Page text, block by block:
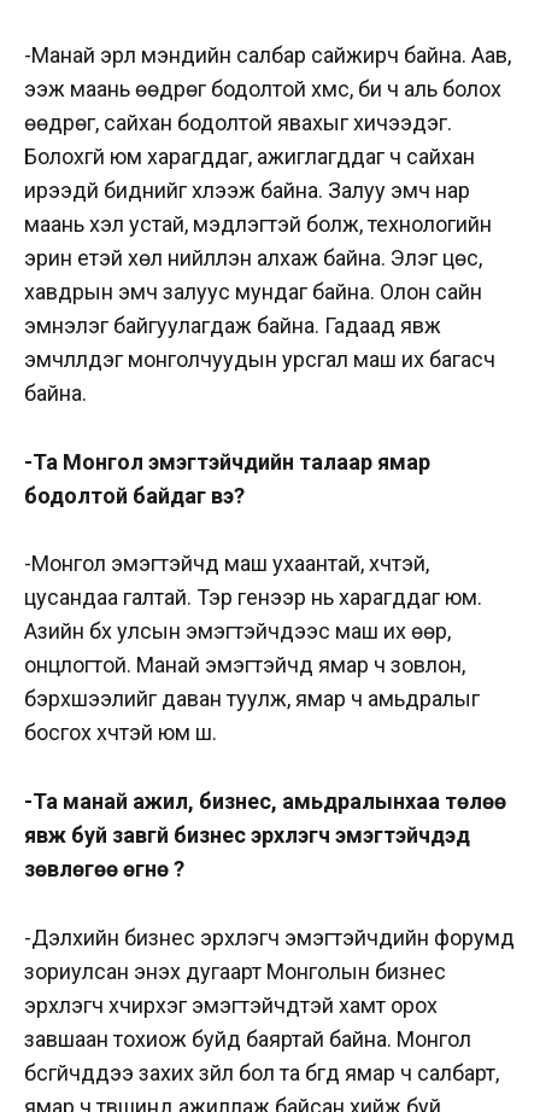
-Манай эрүүл мэндийн салбар сайжирч байна. Аав,
ээж маань өөдрөг бодолтой хүмүүс, би ч аль болох
өөдрөг, сайхан бодолтой явахыг хичээдэг.
Болохгүй юм харагддаг, ажиглагддаг ч сайхан
ирээдүй биднийг хүлээж байна. Залуу эмч нар
маань хэл устай, мэдлэгтэй болж, технологийн
эрин үетэй хөл нийлүүлэн алхаж байна. Элэг цөс,
хавдрын эмч залуус мундаг байна. Олон сайн
эмнэлэг байгуулагдаж байна. Гадаад явж
эмчлүүлдэг монголчуудын урсгал маш их багасч
байна.
-Та Монгол эмэгтэйчүүдийн талаар ямар
бодолтой байдаг вэ?
-Монгол эмэгтэйчүүд маш ухаантай, хүчтэй,
цусандаа галтай. Тэр генээр нь харагддаг юм.
Азийн бүх улсын эмэгтэйчүүдээс маш их өөр,
онцлогтой. Манай эмэгтэйчүүд ямар ч зовлон,
бэрхшээлийг даван туулж, ямар ч амьдралыг
босгох хүчтэй юм шүү.
-Та манай ажил, бизнес, амьдралынхаа төлөө
явж буй завгүй бизнес эрхлэгч эмэгтэйчүүдэд
зөвлөгөө өгнө үү?
-Дэлхийн бизнес эрхлэгч эмэгтэйчүүдийн форумд
зориулсан энэхүү дугаарт Монголын бизнес
эрхлэгч хүчирхэг эмэгтэйчүүдтэй хамт орох
завшаан тохиож буйд баяртай байна. Монгол
бүсгүйчүүддээ захих зүйл бол та бүгд ямар ч салбарт,
ямар ч түвшинд ажиллаж байсан хийж буй